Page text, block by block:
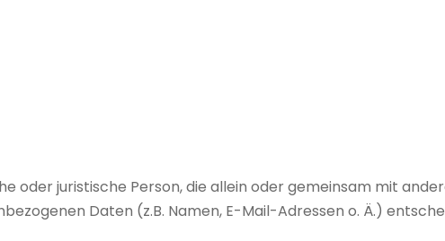
oder juristische Person, die allein oder gemeinsam mit
Daten (z.B. Namen, E-Mail-Adressen o. Ä.)